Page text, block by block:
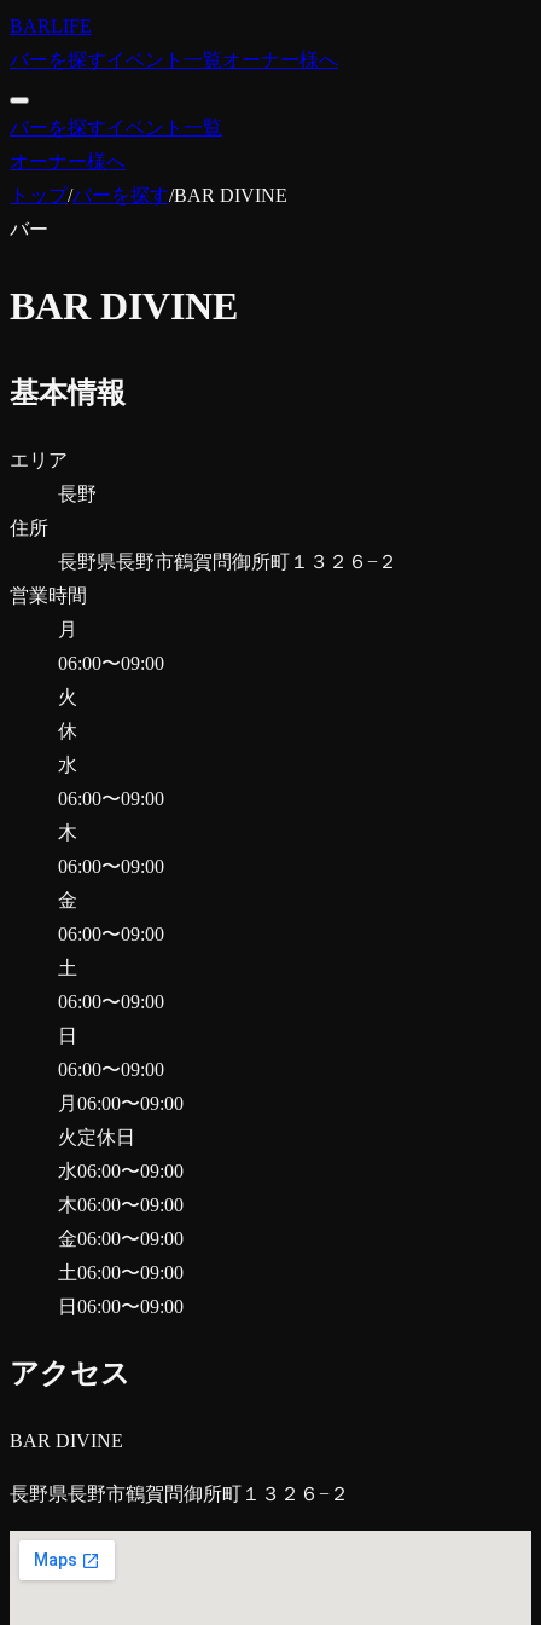
BARLIFE
バーを探すイベント一覧オーナー様へ
バーを探すイベント一覧
オーナー様へ
トップ/バーを探す/BAR DIVINE
バー
BAR DIVINE
基本情報
エリア
長野
住所
長野県長野市鶴賀問御所町１３２６−２
営業時間
月
06:00〜09:00
火
休
水
06:00〜09:00
木
06:00〜09:00
金
06:00〜09:00
土
06:00〜09:00
日
06:00〜09:00
月 06:00〜09:00
火定休日
水06:00〜09:00
木06:00〜09:00
金06:00〜09:00
土06:00〜09:00
日 06:00〜09:00
アクセス
BAR DIVINE
長野県長野市鶴賀問御所町１３２６−２